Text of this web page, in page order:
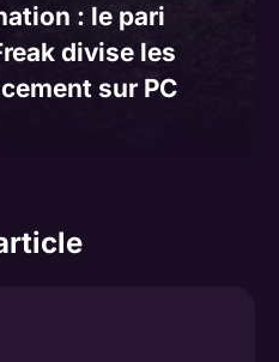
: le pari
divise les
sur PC